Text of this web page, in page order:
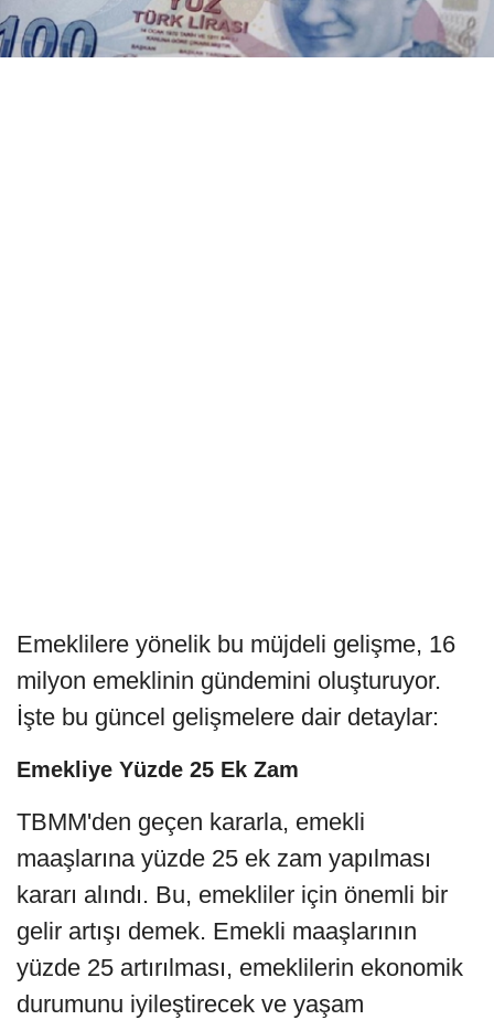
Emeklilere yönelik bu müjdeli gelişme, 16
milyon emeklinin gündemini oluşturuyor.
İşte bu güncel gelişmelere dair detaylar:
Emekliye Yüzde 25 Ek Zam
TBMM'den geçen kararla, emekli
maaşlarına yüzde 25 ek zam yapılması
kararı alındı. Bu, emekliler için önemli bir
gelir artışı demek. Emekli maaşlarının
yüzde 25 artırılması, emeklilerin ekonomik
durumunu iyileştirecek ve yaşam